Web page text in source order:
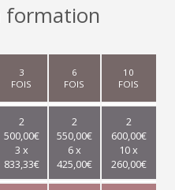
formation
3
FOIS
6
FOIS
10
FOIS
2
500,00€
3 x
833,33€
2
550,00€
6 x
425,00€
2
600,00€
10 x
260,00€